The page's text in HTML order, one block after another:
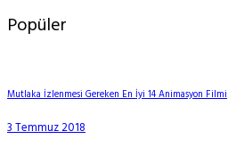
Popüler
Mutlaka İzlenmesi Gereken En İyi 14 Animasyon Filmi
3 Temmuz 2018